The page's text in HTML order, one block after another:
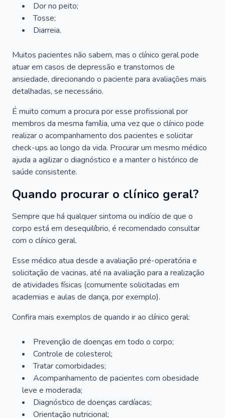
Dor no peito;
Tosse;
Diarreia.
Muitos pacientes não sabem, mas o clínico geral pode
atuar em casos de depressão e transtornos de
ansiedade, direcionando o paciente para avaliações mais
detalhadas, se necessário.
É muito comum a procura por esse profissional por
membros da mesma família, uma vez que o clínico pode
realizar o acompanhamento dos pacientes e solicitar
check-ups ao longo da vida. Procurar um mesmo médico
ajuda a agilizar o diagnóstico e a manter o histórico de
saúde consistente.
Quando procurar o clínico geral?
Sempre que há qualquer sintoma ou indício de que o
corpo está em desequilíbrio, é recomendado consultar
com o clínico geral.
Esse médico atua desde a avaliação pré-operatória e
solicitação de vacinas, até na avaliação para a realização
de atividades físicas (comumente solicitadas em
academias e aulas de dança, por exemplo).
Confira mais exemplos de quando ir ao clínico geral:
Prevenção de doenças em todo o corpo;
Controle de colesterol;
Tratar comorbidades;
Acompanhamento de pacientes com obesidade
leve e moderada;
Diagnóstico de doenças cardíacas;
Orientação nutricional;